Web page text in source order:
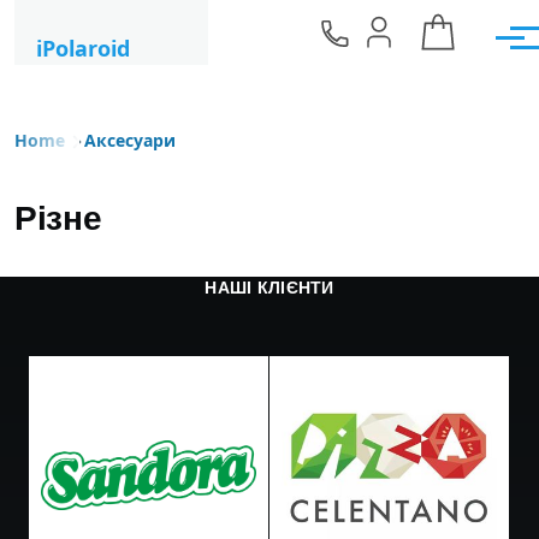
iPolaroid
Breadcrumb
Home Аксесуари
Різне
НАШІ КЛІЄНТИ